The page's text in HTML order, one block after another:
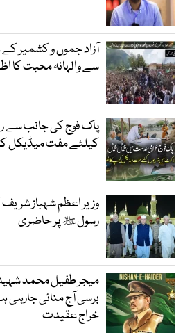
آزاد جموں و کشمیر کے
سے والہانہ محبت کا
پاک فوج کی جانب سے
کیلئے مفت میڈیکل
وزیر اعظم شہباز
رسول ﷺ پر حاضری
برسی آج منائی جارہی
خراج عقیدت